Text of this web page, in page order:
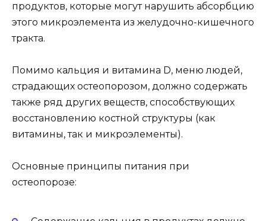
продуктов, которые могут нарушить абсорбцию
этого микроэлемента из желудочно-кишечного
тракта.
Помимо кальция и витамина D, меню людей,
страдающих остеопорозом, должно содержать
также ряд других веществ, способствующих
восстановлению костной структуры (как
витамины, так и микроэлементы).
Основные принципы питания при
остеопорозе: